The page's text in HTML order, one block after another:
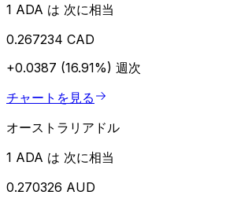
1 ADA は 次に相当
0.267234 CAD
+0.0387 (16.91%) 週次
チャートを見る
オーストラリアドル
1 ADA は 次に相当
0.270326 AUD